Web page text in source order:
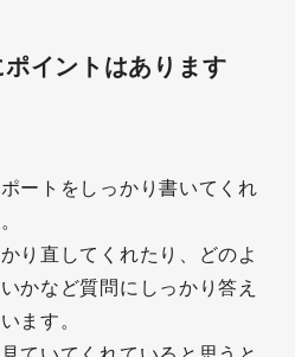
イントはあります
ートをしっかり書いてくれ
り直してくれたり、どのよ
かなど質問にしっかり答え
ます。